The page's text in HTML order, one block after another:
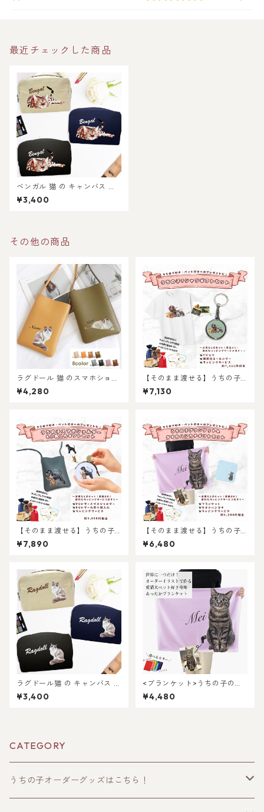
最近チェックした商品
ベンガル 猫 の キャンバス メ
イク ポーチ 〜シンプル〜
¥3,400
その他の商品
ラグドール 猫 のスマホショル
ダーミニバッグ / ネコ好き必
見！注目のミニショルダーバ
やギフトにも選ばれていま
す！
¥4,280
【そのまま渡せる】うちの子T
シャツギフトセット｜写真か
らリアルなイラスト作成・ラ
トに！キーホルダー付き！レ
ディース、メンズあり！
¥7,130
【そのまま渡せる】うちの子
大人ギフトセット｜PUレザー
スマホショルダーと小銭入れ
ッピング無料・ペット好き・
犬好き・猫好きへのプレゼン
トに！とスマホショルダーの
セット！ラッピングあり！父
の日・母の日のギフトギフト
に！
¥7,890
【そのまま渡せる】うちの子
ブランケット&タオルハンカチ
ギフトセット｜写真からリア
き・猫好きへのプレゼント
に！ブランケットとタオルハ
ンカチ！ラッピングあり！父
の日・母の日のギフトギフト
¥6,480
ラグドール猫 の キャンバス メ
イク ポーチ 〜シンプル〜
¥3,400
<ブランケット>うちの子のイ
ラストで作る！オーダーメイ
ドひざ掛け！愛猫・愛犬・ペ
¥4,480
CATEGORY
うちの子オーダーグッズはこちら！